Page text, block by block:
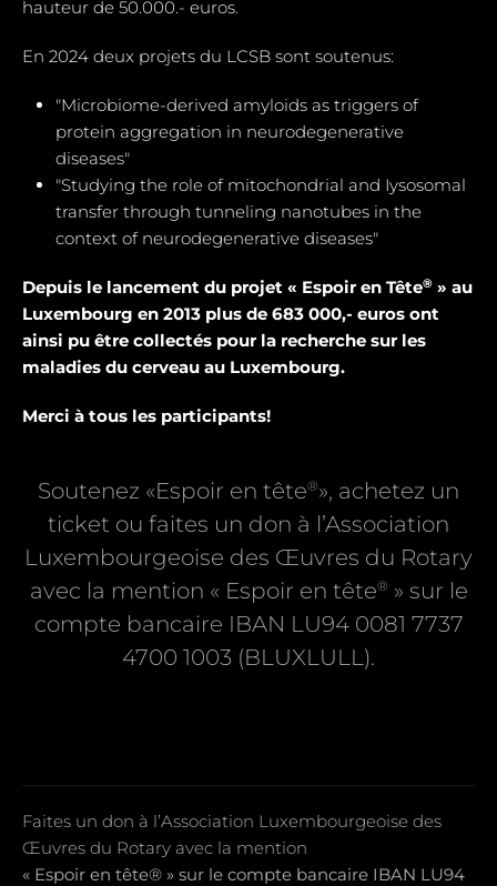
hauteur de 50.000.- euros.
En 2024 deux projets du LCSB sont soutenus:
"Microbiome-derived amyloids as triggers of
protein aggregation in neurodegenerative
diseases"
"Studying the role of mitochondrial and Iysosomal
transfer through tunneling nanotubes in the
context of neurodegenerative diseases"
Depuis le lancement du projet « Espoir en Tête® » au
Luxembourg en 2013 plus de 683 000,- euros ont
ainsi pu être collectés pour la recherche sur les
maladies du cerveau au Luxembourg.
Merci à tous les participants!
Soutenez «Espoir en tête®», achetez un
ticket ou faites un don à l’Association
Luxembourgeoise des Œuvres du Rotary
avec la mention « Espoir en tête® » sur le
compte bancaire IBAN LU94 0081 7737
4700 1003 (BLUXLULL).
Faites un don à l’Association Luxembourgeoise des
Œuvres du Rotary avec la mention
« Espoir en tête® » sur le compte bancaire IBAN LU94